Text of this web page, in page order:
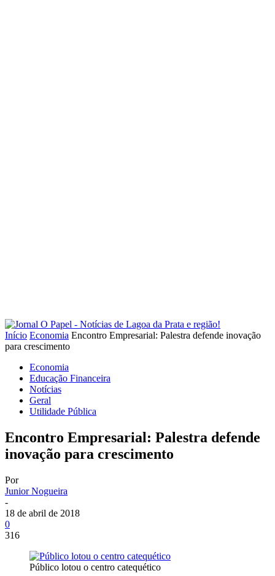
Início Economia Encontro Empresarial: Palestra defende inovação
para crescimento
Economia
Educação Financeira
Notícias
Geral
Utilidade Pública
Encontro Empresarial: Palestra defende
inovação para crescimento
Por
Junior Nogueira
-
18 de abril de 2018
0
316
Público lotou o centro catequético